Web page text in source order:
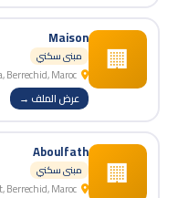
🏢
Maison
مبنى سكني
عرض الملف →
🏢
Aboulfath
مبنى سكني